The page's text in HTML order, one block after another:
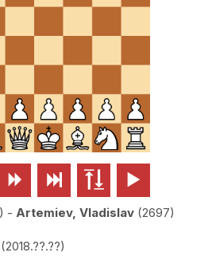
   
- Artemiev, Vladislav 2697
2018.??.??